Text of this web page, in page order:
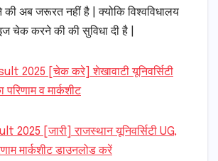
की अब जरूरत नहीं है | क्योकि विश्वविधालय
चेक करने की की सुविधा दी है |
2025 [चेक करे] शेखावाटी यूनिवर्सिटी
परिणाम व मार्कशीट
2025 [जारी] राजस्थान यूनिवर्सिटी UG,
मार्कशीट डाउनलोड करें